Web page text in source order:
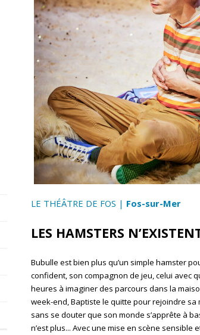
LE THÉÂTRE DE FOS | Fos-sur-Mer
LES HAMSTERS
Bubulle est bien plus qu’un simple hamster
confident, son compagnon de jeu, celui avec
heures à imaginer des parcours dans la
week-end, Baptiste le quitte pour rejoindre sa
sans se douter que son monde s’apprête à
n’est plus... Avec une mise en scène sensible